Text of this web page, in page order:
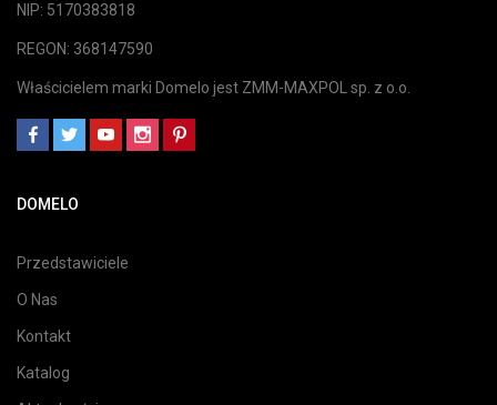
NIP: 5170383818
REGON: 368147590
Właścicielem marki Domelo jest ZMM-MAXPOL sp. z o.o.
DOMELO
Przedstawiciele
O Nas
Kontakt
Katalog